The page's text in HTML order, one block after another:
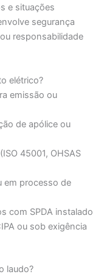
e situações
segurança
responsabilidade
elétrico?
emissão ou
de apólice ou
45001, OHSAS
em processo de
com SPDA instalado
ou sob exigência
laudo?